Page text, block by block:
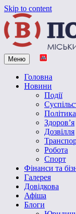
Skip to content
Vpoltave.info
Полтавський портал
Меню
Головна
Новини
Події
Політика
Здоров’я
Дозвілля
Робота
Спорт
Фінанси та
Галерея
Довідкова
Афіша
Блоги